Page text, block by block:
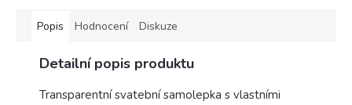
Popis Hodnocení Diskuze
Detailní popis produktu
Transparentní svatební samolepka s vlastními